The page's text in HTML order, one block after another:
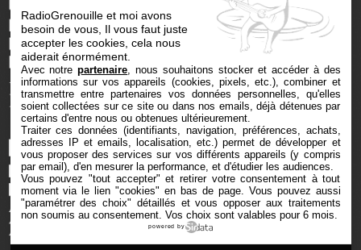
RadioGrenouille et moi avons
besoin de vous, Il vous faut juste
accepter les cookies, cela nous
aiderait énormément.
Avec notrepartenaire , nous souhaitons stocker et accéder à des
informations sur vos appareils (cookies, pixels, etc.), combiner et
transmettre entre partenaires vos données personnelles, qu'elles
soient collectées sur ce site ou dans nos emails, déjà détenues par
certains d'entre nous ou obtenues ultérieurement.
Traiter ces données (identifiants, navigation, préférences, achats,
adresses IP et emails, localisation, etc.) permet de développer et
vous proposer des services sur vos différents appareils (y compris
par email), d'en mesurer la performance, et d'étudier les audiences.
Vous pouvez "tout accepter" et retirer votre consentement à tout
moment via le lien "cookies" en bas de page. Vous pouvez aussi
"paramétrer des choix" détaillés et vous opposer aux traitements
non soumis au consentement. Vos choix sont valables pour 6 mois.
powered by